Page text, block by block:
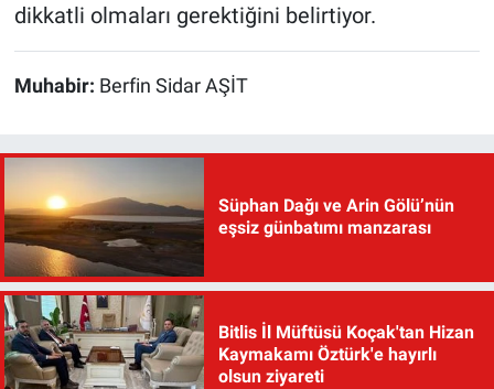
dikkatli olmaları gerektiğini belirtiyor.
Muhabir: Berfin Sidar AŞİT
Süphan Dağı ve Arin Gölü’nün
eşsiz günbatımı manzarası
Bitlis İl Müftüsü Koçak'tan Hizan
Kaymakamı Öztürk'e hayırlı
olsun ziyareti